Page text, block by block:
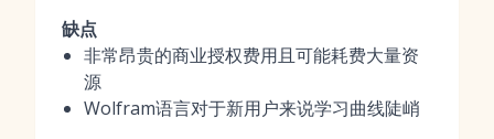
缺点
非常昂贵的商业授权费用且可能耗费大量资
源
Wolfram语言对于新用户来说学习曲线陡峭